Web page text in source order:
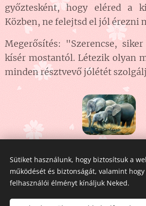
győztesként, hogy eléred a
Közben, ne felejtsd el jól érezni
Megerősítés: "Szerencse,
kísér mostantól. Létezik olyan
minden résztvevő jólétét
Share
Sütiket használunk, hogy biztosítsuk a
működését és biztonságát, valamint
felhasználói élményt kínáljuk Neked.